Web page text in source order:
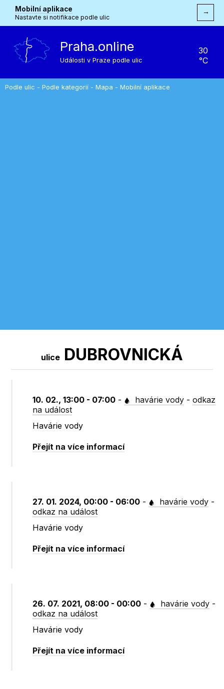
Mobilní aplikace
Nastavte si notifikace podle ulic
→
Praha.online
Události v Praze podle ulic
30
°C
Podle ulic - Podle kategorií - Mapa - Mobilní aplikace
ulice DUBROVNICKÁ
10. 02., 13:00 - 07:00 - havárie vody -odkaz
na událost
Havárie vody
Přejít na více informací
27. 01. 2024, 00:00 - 06:00 - havárie vody -
odkaz na událost
Havárie vody
Přejít na více informací
26. 07. 2021, 08:00 - 00:00 - havárie vody -
odkaz na událost
Havárie vody
Přejít na více informací